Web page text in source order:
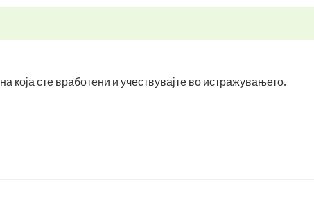
на која сте вработени и учествувајте во истражувањето.